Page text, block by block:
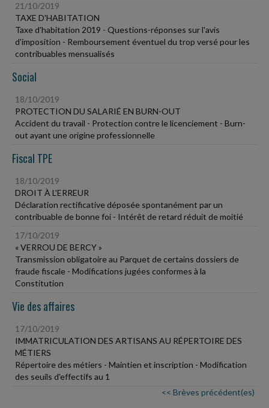
21/10/2019
TAXE D'HABITATION
Taxe d'habitation 2019 - Questions-réponses sur l'avis
d'imposition - Remboursement éventuel du trop versé pour les
contribuables mensualisés
Social
18/10/2019
PROTECTION DU SALARIÉ EN BURN-OUT
Accident du travail - Protection contre le licenciement - Burn-
out ayant une origine professionnelle
Fiscal TPE
18/10/2019
DROIT À L'ERREUR
Déclaration rectificative déposée spontanément par un
contribuable de bonne foi - Intérêt de retard réduit de moitié
17/10/2019
« VERROU DE BERCY »
Transmission obligatoire au Parquet de certains dossiers de
fraude fiscale - Modifications jugées conformes à la
Constitution
Vie des affaires
17/10/2019
IMMATRICULATION DES ARTISANS AU RÉPERTOIRE DES
MÉTIERS
Répertoire des métiers - Maintien et inscription - Modification
des seuils d'effectifs au 1
<< Brèves précédent(es)